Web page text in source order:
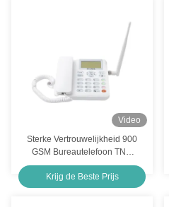
Video
Sterke Vertrouwelijkheid 900
GSM Bureautelefoon TNC
Vrij Sim Based Desk Phone
Hands
Krijg de Beste Prijs